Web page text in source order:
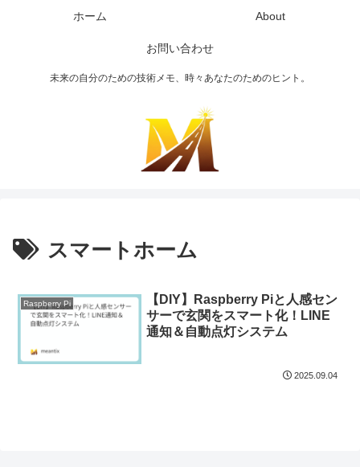
未来の自分のための技術メモ、時々あなたのためのヒント。
ホーム About
お問い合わせ
スマートホーム
Raspberry Pi
【DIY】Raspberry Piと人感セン
サーで玄関をスマート化！LINE
通知＆自動点灯システム
2025.09.04